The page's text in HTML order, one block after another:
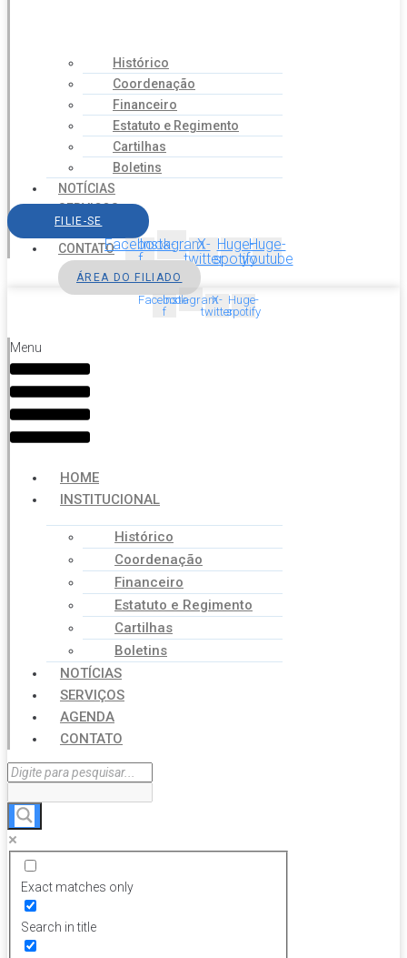
Histórico
Coordenação
Financeiro
Estatuto e Regimento
Cartilhas
Boletins
NOTÍCIAS
SERVIÇOS
AGENDA
CONTATO
FILIE-SE
Facebook-
f
InstagramX-
twitter
Huge-
spotify
Huge-
youtube
ÁREA DO FILIADO
Facebook-
f
InstagramX-
twitter
Huge-
spotify
Menu
HOME
INSTITUCIONAL
Histórico
Coordenação
Financeiro
Estatuto e Regimento
Cartilhas
Boletins
NOTÍCIAS
SERVIÇOS
AGENDA
CONTATO
Exact matches only
Search in title